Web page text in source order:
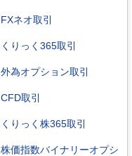
FXネオ取引
くりっく365取引
外為オプション取引
CFD取引
くりっく株365取引
株価指数バイナリーオプシ